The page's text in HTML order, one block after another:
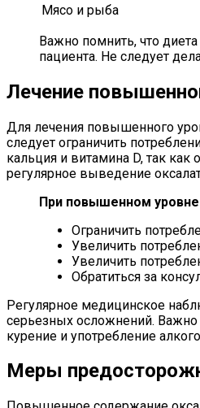
Мясо и рыба
Важно помнить, что
пациента. Не следует
Лечение
Для лечения повышенного
следует ограничить
кальция и витамина D, так
регулярное выведение
При повышенном
Ограничить
Увеличить
Увеличить
Обратиться за
Регулярное медицинское
серьезных осложнений.
курение и употребление
Меры